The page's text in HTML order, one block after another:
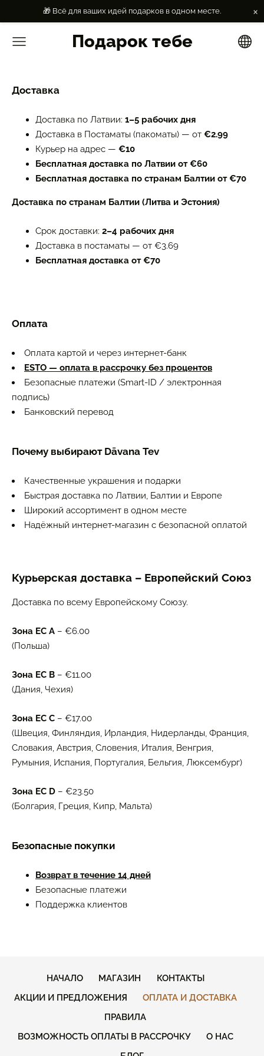
🎁 Всё для ваших идей подарков в одном месте. ×
Подарок тебе
Доставка
Доставка по Латвии: 1–5 рабочих дня
Доставка в Постаматы (пакоматы) — от €2.99
Курьер на адрес — €10
Бесплатная доставка по Латвии от €60
Бесплатная доставка по странам Балтии от €70
Доставка по странам Балтии (Литва и Эстония)
Срок доставки: 2–4 рабочих дня
Доставка в постаматы — от €3.69
Бесплатная доставка от €70
Оплата
Оплата картой и через интернет-банк
ESTO — оплата в рассрочку без процентов
Безопасные платежи (Smart-ID / электронная
подпись)
Банковский перевод
Почему выбирают Dāvana Tev
Качественные украшения и подарки
Быстрая доставка по Латвии, Балтии и Европе
Широкий ассортимент в одном месте
Надёжный интернет-магазин с безопасной оплатой
Курьерская доставка – Европейский Союз
Доставка по всему Европейскому Союзу.
Зона ЕС A – €6.00
(Польша)
Зона ЕС B – €11.00
(Дания, Чехия)
Зона ЕС C – €17.00
(Швеция, Финляндия, Ирландия, Нидерланды, Франция,
Словакия, Австрия, Словения, Италия, Венгрия,
Румыния, Испания, Португалия, Бельгия, Люксембург)
Зона ЕС D – €23.50
(Болгария, Греция, Кипр, Мальта)
Безопасные покупки
Возврат в течение 14 дней
Безопасные платежи
Поддержка клиентов
НАЧАЛО МАГАЗИН
КОНТАКТЫ
АКЦИИ И ПРЕДЛОЖЕНИЯ
ОПЛАТА И ДОСТАВКА
ПРАВИЛА
ВОЗМОЖНОСТЬ ОПЛАТЫ В РАССРОЧКУ
О НАС